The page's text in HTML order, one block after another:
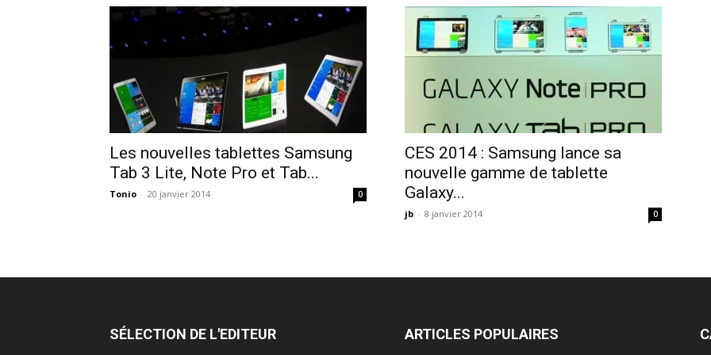
Les nouvelles tablettes Samsung
Tab 3 Lite, Note Pro et Tab...
Tonio - 20 janvier 2014 0
CES 2014 : Samsung lance sa
nouvelle gamme de tablette
Galaxy...
jb - 8 janvier 2014 0
SÉLECTION DE L'EDITEUR ARTICLES POPULAIRES